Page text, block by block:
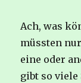
Ach, was
müssten
eine oder
gibt so viele